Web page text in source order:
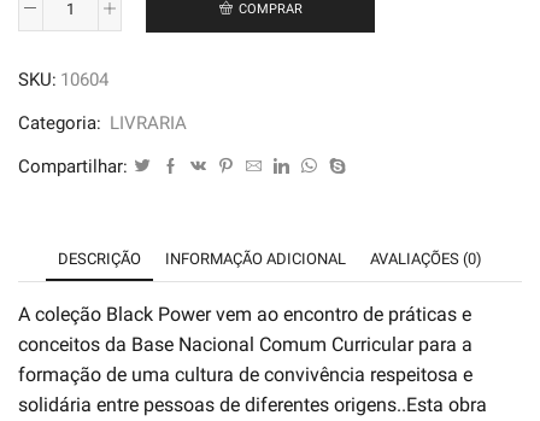
-
Flávia
De
COMPRAR
SKU: 10604
Categoria: LIVRARIA
Compartilhar:
DESCRIÇÃO INFORMAÇÃO ADICIONAL AVALIAÇÕES (0)
A coleção Black Power vem ao encontro de práticas e
conceitos da Base Nacional Comum Curricular para a
formação de uma cultura de convivência respeitosa e
solidária entre pessoas de diferentes origens..Esta obra